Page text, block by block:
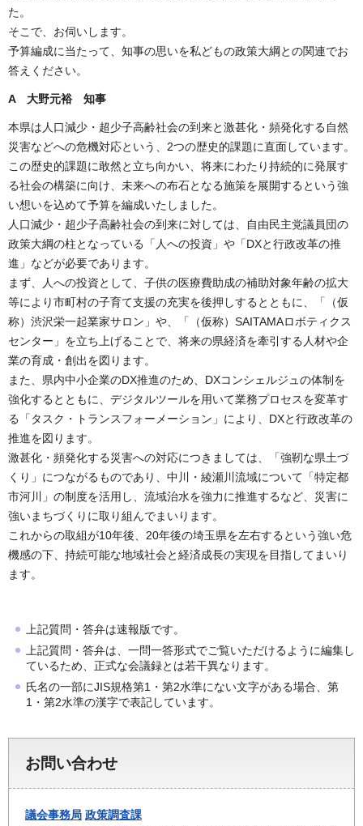
た。
そこで、お伺いします。
予算編成に当たって、知事の思いを私どもの政策大綱との関連でお
答えください。
A 大野元裕 知事
本県は人口減少・超少子高齢社会の到来と激甚化・頻発化する自然
災害などへの危機対応という、2つの歴史的課題に直面しています。
この歴史的課題に敢然と立ち向かい、将来にわたり持続的に発展す
る社会の構築に向け、未来への布石となる施策を展開するという強
い想いを込めて予算を編成いたしました。
人口減少・超少子高齢社会の到来に対しては、自由民主党議員団の
政策大綱の柱となっている「人への投資」や「DXと行政改革の推
進」などが必要であります。
まず、人への投資として、子供の医療費助成の補助対象年齢の拡大
等により市町村の子育て支援の充実を後押しするとともに、「（仮
称）渋沢栄一起業家サロン」や、「（仮称）SAITAMAロボティクス
センター」を立ち上げることで、将来の県経済を牽引する人材や企
業の育成・創出を図ります。
また、県内中小企業のDX推進のため、DXコンシェルジュの体制を
強化するとともに、デジタルツールを用いて業務プロセスを変革す
る「タスク・トランスフォーメーション」により、DXと行政改革の
推進を図ります。
激甚化・頻発化する災害への対応につきましては、「強靭な県土づ
くり」につながるものであり、中川・綾瀬川流域について「特定都
市河川」の制度を活用し、流域治水を強力に推進するなど、災害に
強いまちづくりに取り組んでまいります。
これからの取組が10年後、20年後の埼玉県を左右するという強い危
機感の下、持続可能な地域社会と経済成長の実現を目指してまいり
ます。
上記質問・答弁は速報版です。
上記質問・答弁は、一問一答形式でご覧いただけるように編集し
ているため、正式な会議録とは若干異なります。
氏名の一部にJIS規格第1・第2水準にない文字がある場合、第
1・第2水準の漢字で表記しています。
お問い合わせ
議会事務局 政策調査課